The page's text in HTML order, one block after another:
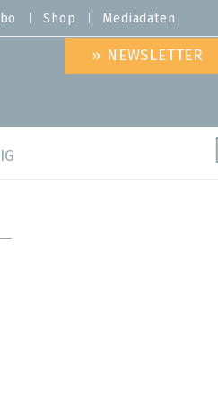
Shop Mediadaten
» NEWSLETTER